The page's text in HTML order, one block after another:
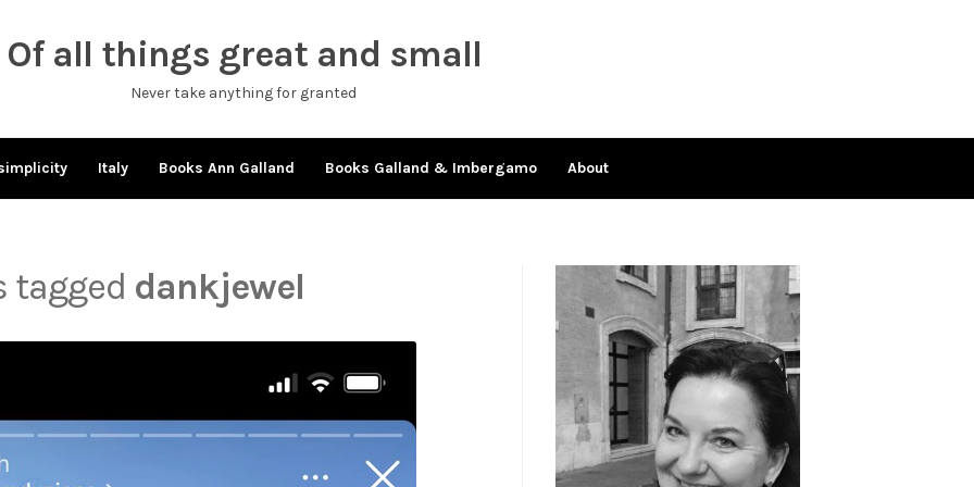
Of all things great and small
Never take anything for granted
Italy Books Ann Galland Books Galland & Imbergamo About
tagged dankjewel